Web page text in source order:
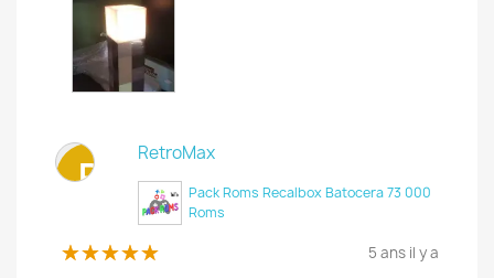
R
RetroMax
Pack Roms Recalbox Batocera 73 000
Roms
5 ans il y a